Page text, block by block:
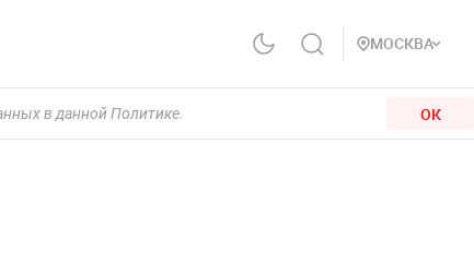
МОСКВА
в данной Политике. ОК